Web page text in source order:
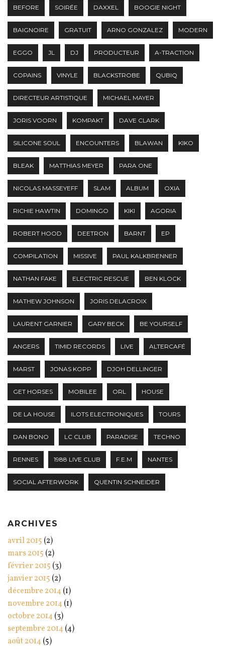
BEFORE SOIRÉE DAXXEL BOOGIE NIGHT
BAIGNOIRE GRATUIT ARNO GONZALEZ MODERN
EGGO JL DJ PRODUCTEUR A-TRACTION
COPAINS VINYLE BLACKSTROBE QUBIQ
DIRECTEUR ARTISTIQUE MICHAEL MAYER
JORIS VOORN KOMPAKT DAVE CLARK
SILICONE SOUL ENCOUNTERS BLAWAN KIKO
BLEAK MATTHIAS MEYER PARA ONE
NICOLAS MASSEYEFF SLAM ALBUM OXIA
RICHIE HAWTIN DOMINGO KIKI AGORIA
ROBERT HOOD DEETRON BARNT EP
COMPILATION MISSIVE PAUL KALKBRENNER
NATHAN FAKE ELECTRIC RESCUE BEN KLOCK
MATHEW JOHNSON JORIS DELACROIX
LAURENT GARNIER GARY BECK BE YOURSELF
ANGERS TIMID RECORDS LIVE ALTERCAFÉ
MARST JONAS KOPP DJOH DELLINGER
GET HORSES MOBILEE ORL HOUSE
DE LA HOUSE ILOTS ELECTRONIQUES TOURS
DAN BONO LC CLUB PARADISE TECHNO
RENNES 1988 LIVE CLUB F.E.M NANTES
SOCIAL AFTERWORK QUENTIN SCHNEIDER
ARCHIVES
avril 2015 (2)
mars 2015 (2)
février 2015 (3)
janvier 2015 (2)
décembre 2014(1)
novembre 2014(1)
octobre 2014(3)
septembre 2014(4)
août 2014(5)